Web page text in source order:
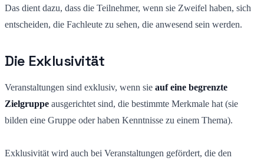
Das dient dazu, dass die Teilnehmer, wenn sie Zweifel haben, sich
entscheiden, die Fachleute zu sehen, die anwesend sein werden.
Die Exklusivität
Veranstaltungen sind exklusiv, wenn sie auf eine begrenzte
Zielgruppe ausgerichtet sind, die bestimmte Merkmale hat (sie
bilden eine Gruppe oder haben Kenntnisse zu einem Thema).
Exklusivität wird auch bei Veranstaltungen gefördert, die den